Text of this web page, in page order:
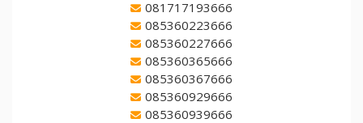
081717193666
085360223666
085360227666
085360365666
085360367666
085360929666
085360939666